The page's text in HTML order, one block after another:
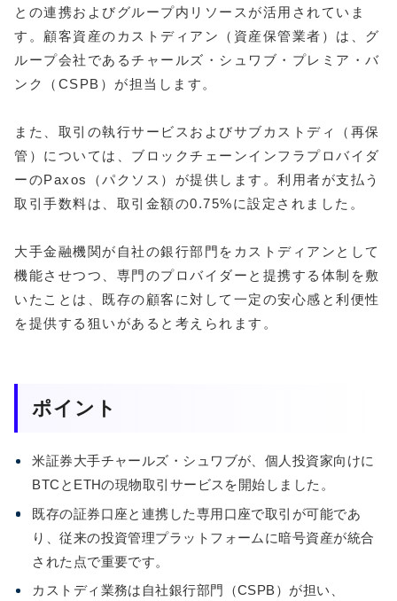
との連携およびグループ内リソースが活用されていま
す。顧客資産のカストディアン（資産保管業者）は、グ
ループ会社であるチャールズ・シュワブ・プレミア・バ
ンク（CSPB）が担当します。
また、取引の執行サービスおよびサブカストディ（再保
管）については、ブロックチェーンインフラプロバイダ
ーのPaxos（パクソス）が提供します。利用者が支払う
取引手数料は、取引金額の0.75%に設定されました。
大手金融機関が自社の銀行部門をカストディアンとして
機能させつつ、専門のプロバイダーと提携する体制を敷
いたことは、既存の顧客に対して一定の安心感と利便性
を提供する狙いがあると考えられます。
ポイント
米証券大手チャールズ・シュワブが、個人投資家向けに
BTCとETHの現物取引サービスを開始しました。
既存の証券口座と連携した専用口座で取引が可能であ
り、従来の投資管理プラットフォームに暗号資産が統合
された点で重要です。
カストディ業務は自社銀行部門（CSPB）が担い、